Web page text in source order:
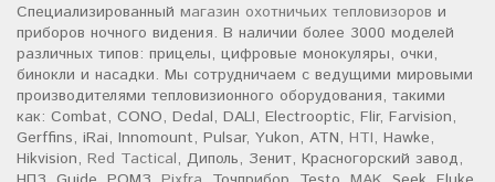
Специализированный магазин охотничьих тепловизоров и
приборов ночного видения. В наличии более 3000 моделей
различных типов: прицелы, цифровые монокуляры, очки,
бинокли и насадки. Мы сотрудничаем с ведущими мировыми
производителями тепловизионного оборудования, такими
как: Combat, CONO, Dedal, DALI, Electrooptic, Flir, Farvision,
Gerffins, iRai, Innomount, Pulsar, Yukon, ATN, HTI, Hawke,
Hikvision, Red Tactical, Диполь, Зенит, Красногорский завод,